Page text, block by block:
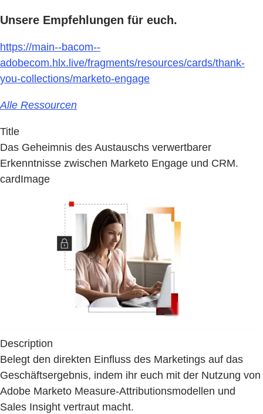
Unsere Empfehlungen für euch.
https://main--bacom--
adobecom.hlx.live/fragments/resources/cards/thank-
you-collections/marketo-engage
Alle Ressourcen
Title
Das Geheimnis des Austauschs verwertbarer
Erkenntnisse zwischen Marketo Engage und CRM.
cardImage
Description
Belegt den direkten Einfluss des Marketings auf das
Geschäftsergebnis, indem ihr euch mit der Nutzung von
Adobe Marketo Measure-Attributionsmodellen und
Sales Insight vertraut macht.